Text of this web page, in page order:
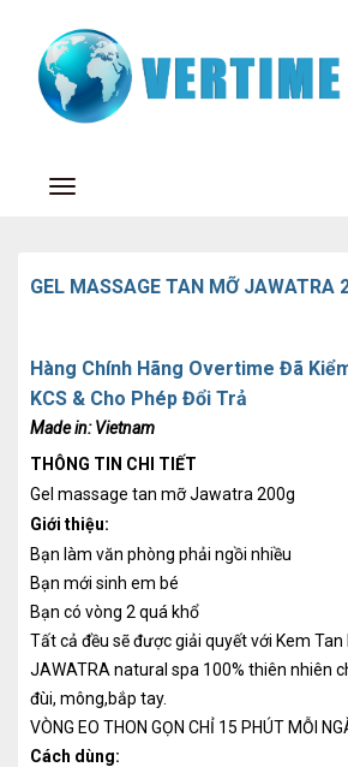
Toggle navigation
GEL MASSAGE TAN MỠ JAWATRA
Hàng Chính Hãng Overtime Đã
KCS & Cho Phép Đổi Trả
Made in:Vietnam
THÔNG TIN CHI TIẾT
Gel massage tan mỡ Jawatra 200g
Giới thiệu:
Bạn làm văn phòng phải ngồi nhiều
Bạn mới sinh em bé
Bạn có vòng 2 quá khổ
Tất cả đều sẽ được giải quyết với Kem
JAWATRA natural spa 100% thiên nhiên
đùi, mông,bắp tay.
VÒNG EO THON GỌN CHỈ 15 PHÚT MỖI
Cách dùng: